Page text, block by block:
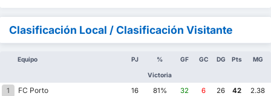
Clasificación Local / Clasificación Visitante
Equipo PJ %
Victoria
GF GC DG Pts MG
1 FC Porto 16 81% 32 6 26 42
2.38